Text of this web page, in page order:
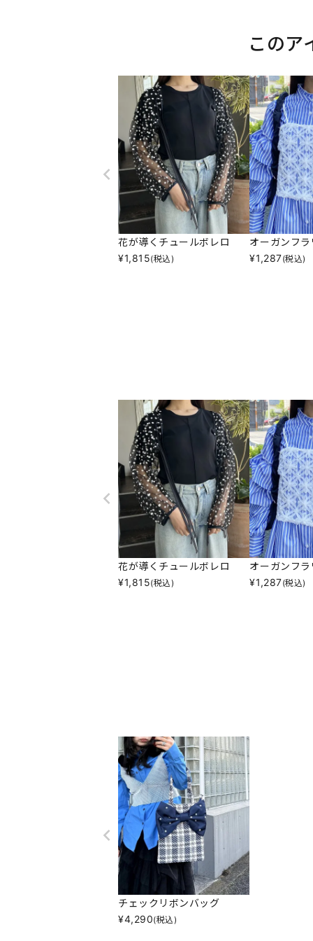
このア
花が導くチュールボレロ
¥1,815(税込)
オーガンフ
¥1,287(税込)
花が導くチュールボレロ
¥1,815(税込)
オーガンフ
¥1,287(税込)
チェックリボンバッグ
¥4,290(税込)